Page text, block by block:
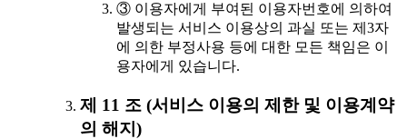
③ 이용자에게 부여된 이용자번호에 의하여
발생되는 서비스 이용상의 과실 또는 제3자
에 의한 부정사용 등에 대한 모든 책임은 이
용자에게 있습니다.
제 11 조 (서비스 이용의 제한 및 이용계약
의 해지)